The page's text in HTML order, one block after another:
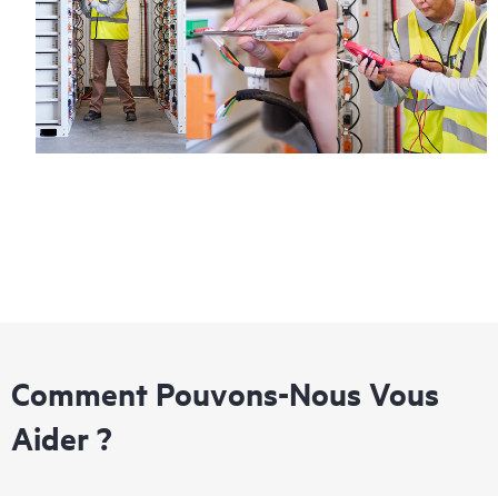
Comment Pouvons-Nous Vous
Aider ?